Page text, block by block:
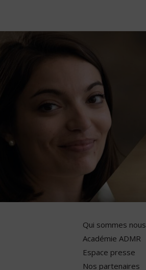
Qui sommes nous
Académie ADMR
Espace presse
Nos partenaires